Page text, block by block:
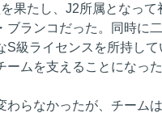
果たし、J2所属となって
ブランコだった。同時に
S級ライセンスを所持して
ムを支えることになった
わらなかったが、チーム